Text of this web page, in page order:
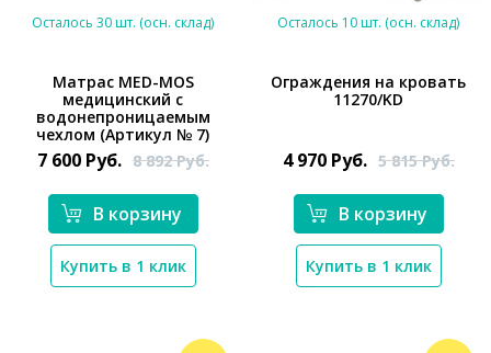
*}
Осталось 30 шт. (осн. склад)
Матрас MED-MOS
медицинский с
водонепроницаемым
чехлом (Артикул № 7)
7 600 Руб. 8 892Руб.
В корзину
Купить в 1 клик
Осталось 10 шт. (осн. склад)
Ограждения на кровать
11270/KD
4 970 Руб. 5 815Руб.
В корзину
Купить в 1 клик